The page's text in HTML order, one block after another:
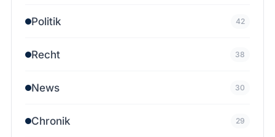
Politik 42
Recht 38
News 30
Chronik 29